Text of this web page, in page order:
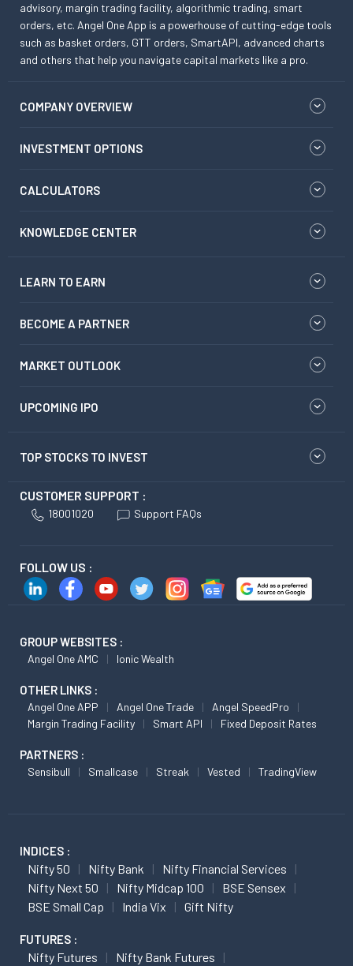
advisory, margin trading facility, algorithmic trading, smart
orders, etc. Angel One App is a powerhouse of cutting-edge tools
such as basket orders, GTT orders, SmartAPI, advanced charts
and others that help you navigate capital markets like a pro.
COMPANY OVERVIEW
INVESTMENT OPTIONS
CALCULATORS
KNOWLEDGE CENTER
LEARN TO EARN
BECOME A PARTNER
MARKET OUTLOOK
UPCOMING IPO
TOP STOCKS TO INVEST
CUSTOMER SUPPORT :
18001020 Support FAQs
FOLLOW US :
GROUP WEBSITES :
Angel One AMC Ionic Wealth
OTHER LINKS :
Angel One APP Angel One Trade
Angel SpeedPro
Margin Trading Facility
Smart API Fixed Deposit Rates
PARTNERS :
Sensibull Smallcase Streak Vested TradingView
INDICES :
Nifty 50 Nifty Bank
Nifty Financial Services
Nifty Next 50
Nifty Midcap 100
BSE Sensex
BSE Small Cap
India Vix Gift Nifty
FUTURES :
Nifty Futures
Nifty Bank Futures